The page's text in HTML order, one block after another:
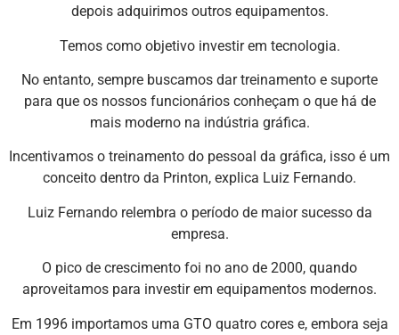
depois adquirimos outros equipamentos.
Temos como objetivo investir em tecnologia.
No entanto, sempre buscamos dar treinamento e suporte
para que os nossos funcionários conheçam o que há de
mais moderno na indústria gráfica.
Incentivamos o treinamento do pessoal da gráfica, isso é um
conceito dentro da Printon, explica Luiz Fernando.
Luiz Fernando relembra o período de maior sucesso da
empresa.
O pico de crescimento foi no ano de 2000, quando
aproveitamos para investir em equipamentos modernos.
Em 1996 importamos uma GTO quatro cores e, embora seja